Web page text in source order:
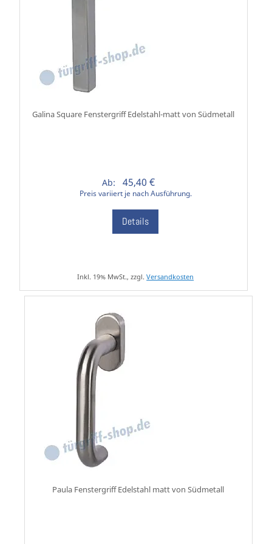
Galina Square Fenstergriff Edelstahl-matt von Südmetall
Ab: 45,40 €
Preis variiert je nach Ausführung.
Details
Inkl. 19% MwSt., zzgl.Versandkosten
Paula Fenstergriff Edelstahl matt von Südmetall